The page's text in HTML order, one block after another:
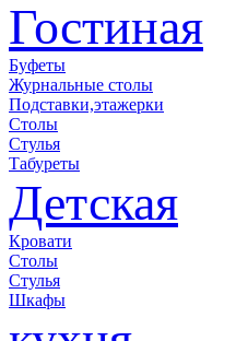
Гостиная
Буфеты
Журнальные столы
Подставки,этажерки
Столы
Стулья
Табуреты
Детская
Кровати
Столы
Стулья
Шкафы